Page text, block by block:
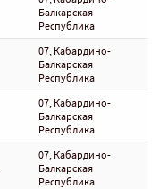
Балкарская
Республика
07, Кабардино-
Балкарская
Республика
07, Кабардино-
Балкарская
Республика
07, Кабардино-
Балкарская
Республика